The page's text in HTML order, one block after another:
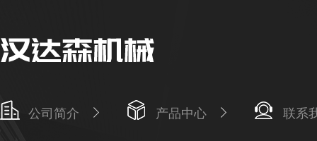
公司简介 产品中心 联系